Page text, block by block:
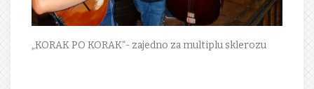
„KORAK PO KORAK“- zajedno za multiplu sklerozu